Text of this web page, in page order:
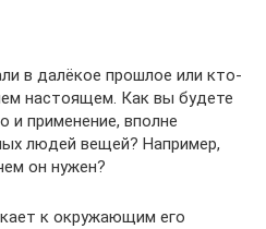
в далёкое прошлое или кто-
настоящем. Как вы будете
и применение, вполне
людей вещей? Например,
он нужен?
к окружающим его